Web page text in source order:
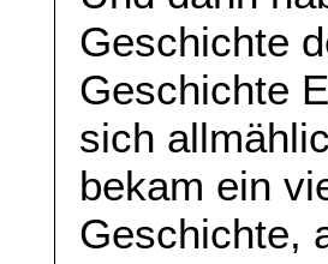
Geschichte
Geschichte
sich
bekam ein
Geschichte,